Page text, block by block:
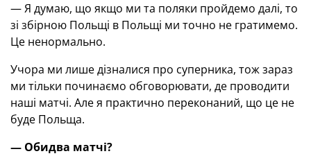
— Я думаю, що якщо ми та поляки пройдемо далі, то
зі збірною Польщі в Польщі ми точно не гратимемо.
Це ненормально.
Учора ми лише дізналися про суперника, тож зараз
ми тільки починаємо обговорювати, де проводити
наші матчі. Але я практично переконаний, що це не
буде Польща.
— Обидва матчі?